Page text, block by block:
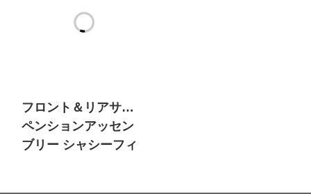
フロント＆リアサス
ペンションアッセン
ブリー シャシーフィ